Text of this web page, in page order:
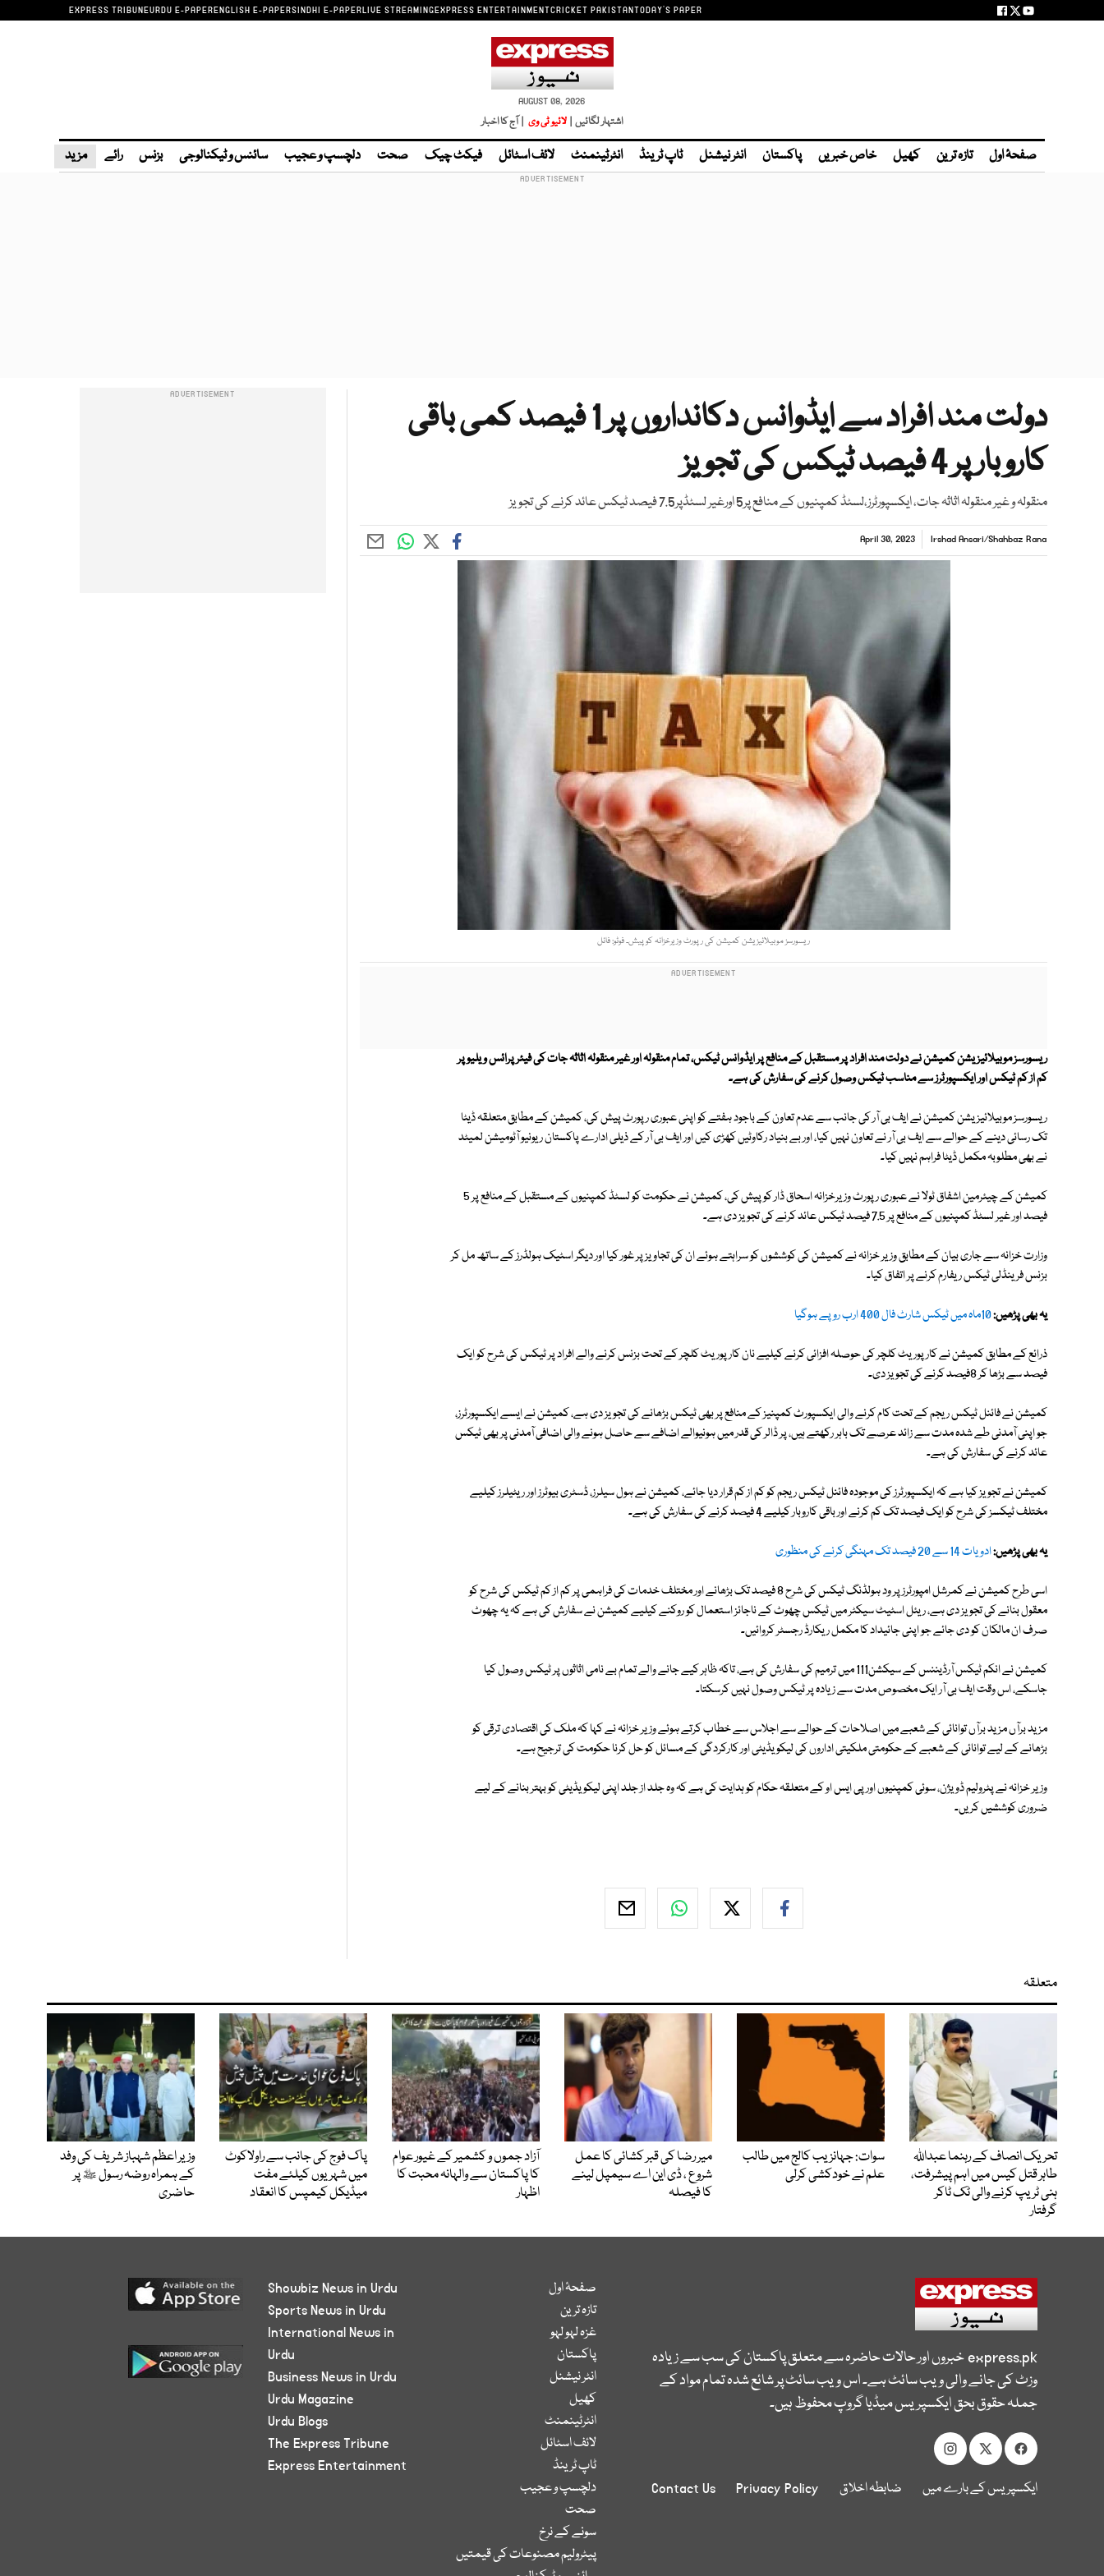
EXPRESS TRIBUNEURDU E-PAPERENGLISH E-PAPERSINDHI E-PAPERLIVE STREAMINGEXPRESS ENTERTAINMENTCRICKET PAKISTANTODAY'S PAPER
AUGUST 08, 2026
اشتہار لگائیں | لائیو ٹی وی | آج کا اخبار
صفحۂ اول تازہ ترین کھیل خاص خبریں پاکستان انٹر نیشنل ٹاپ ٹرینڈ انٹرٹینمنٹ لائف اسٹائل فیکٹ چیک صحت دلچسپ و عجیب سائنس و ٹیکنالوجی بزنس رائے مزید
دولت مند افراد سے ایڈوانس دکانداروں پر 1 فیصد کمی باقی
کاروبار پر 4 فیصد ٹیکس کی تجویز
منقولہ و غیر منقولہ اثاثہ جات، ایکسپورٹرز،لسٹڈ کمپنیوں کے منافع پر5 اورغیر لسٹڈپر7.5 فیصد ٹیکس عائد کرنے کی تجویز
Irshad Ansari/Shahbaz Rana
April 30, 2023
ریسورسز موبیلائیزیشن کمیشن کی رپورٹ وزیرخزانہ کو پیش۔ فوٹو: فائل
ریسورسز موبیلائیزیشن کمیشن نے دولت مند افراد پر مستقبل کے منافع پر ایڈوانس ٹیکس، تمام منقولہ اور غیر منقولہ اثاثہ جات کی فیئر پرائس ویلیو پر
کم از کم ٹیکس اور ایکسپورٹرز سے مناسب ٹیکس وصول کرنے کی سفارش کی ہے۔
ریسورسز موبیلائیزیشن کمیشن نے ایف بی آر کی جانب سے عدم تعاون کے باجود ہفتے کو اپنی عبوری رپورٹ پیش کی، کمیشن کے مطابق متعلقہ ڈیٹا
تک رسائی دینے کے حوالے سے ایف بی آر نے تعاون نہیں کیا، اور بے بنیاد رکاوٹیں کھڑی کیں اور ایف بی آر کے ذیلی ادارے پاکستان ریونیو آٹومیشن لمیٹد
نے بھی مطلوبہ مکمل ڈیٹا فراہم نہیں کیا۔
کمیشن کے چیئرمین اشفاق ٹولا نے عبوری رپورٹ وزیرخزانہ اسحاق ڈار کو پیش کی، کمیشن نے حکومت کو لسٹڈ کمپنیوں کے مستقبل کے منافع پر 5
فیصد اور غیر لسٹڈ کمپنیوں کے منافع پر 7.5 فیصد ٹیکس عائد کرنے کی تجویز دی ہے۔
وزارت خزانہ سے جاری بیان کے مطابق وزیر خزانہ نے کمیشن کی کوششوں کو سراہتے ہوئے ان کی تجاویز پر غور کیا اور دیگر اسٹیک ہولڈرز کے ساتھ مل کر
بزنس فرینڈلی ٹیکس ریفارم کرنے پر اتفاق کیا۔
یہ بھی پڑھیں:10ماہ میں ٹیکس شارٹ فال 400 ارب روپے ہوگیا
ذرائع کے مطابق کمیشن نے کارپوریٹ کلچر کی حوصلہ افزائی کرنے کیلیے نان کارپوریٹ کلچر کے تحت بزنس کرنے والے افراد پر ٹیکس کی شرح کو ایک
فیصد سے بڑھا کر 8فیصد کرنے کی تجویز دی۔
کمیشن نے فائنل ٹیکس ریجم کے تحت کام کرنے والی ایکسپورٹ کمپنیز کے منافع پر بھی ٹیکس بڑھانے کی تجویز دی ہے، کمیشن نے ایسے ایکسپورٹرز،
جو اپنی آمدنی طے شدہ مدت سے زائد عرصے تک باہر رکھتے ہیں، پر ڈالر کی قدر میں ہونیوالے اضافے سے حاصل ہونے والی اضافی آمدنی پر بھی ٹیکس
عائد کرنے کی سفارش کی ہے۔
کمیشن نے تجویز کیا ہے کہ ایکسپورٹرز کی موجودہ فائنل ٹیکس ریجم کو کم از کم قرار دیا جائے، کمیشن نے ہول سیلرز، ڈسٹری بیوٹرز اور ریٹیلرز کیلیے
مختلف ٹیکسز کی شرح کو ایک فیصد تک کم کرنے اور باقی کاروبار کیلیے 4 فیصد کرنے کی سفارش کی ہے۔
یہ بھی پڑھیں:ادویات 14 سے 20 فیصد تک مہنگی کرنے کی منظوری
اسی طرح کمیشن نے کمرشل امپورٹرز پر ود ہولڈنگ ٹیکس کی شرح 8 فیصد تک بڑھانے اور مختلف خدمات کی فراہمی پر کم از کم ٹیکس کی شرح کو
معقول بنانے کی تجویز دی ہے، ریئل اسٹیٹ سیکٹر میں ٹیکس چھوٹ کے ناجائز استعمال کو روکنے کیلیے کمیشن نے سفارش کی ہے کہ یہ چھوٹ
صرف ان مالکان کو دی جائے جو اپنی جائیداد کا مکمل ریکارڈ رجسٹر کروائیں۔
کمیشن نے انکم ٹیکس آرڈیننس کے سیکشن111 میں ترمیم کی سفارش کی ہے، تاکہ ظاہر کیے جانے والے تمام بے نامی اثاثوں پر ٹیکس وصول کیا
جاسکے، اس وقت ایف بی آر ایک مخصوص مدت سے زیادہ پر ٹیکس وصول نہیں کرسکتا۔
مزید برآں مزید برآں توانائی کے شعبے میں اصلاحات کے حوالے سے اجلاس سے خطاب کرتے ہوئے وزیر خزانہ نے کہا کہ ملک کی اقتصادی ترقی کو
بڑھانے کے لیے توانائی کے شعبے کے حکومتی ملکیتی اداروں کی لیکویڈیٹی اور کارکردگی کے مسائل کو حل کرنا حکومت کی ترجیح ہے۔
وزیر خزانہ نے پٹرولیم ڈویژن، سوئی کمپنیوں اور پی ایس او کے متعلقہ حکام کو ہدایت کی ہے کہ وہ جلد از جلد اپنی لیکویڈیٹی کو بہتر بنانے کے لیے
ضروری کوششیں کریں۔
متعلقہ
تحریک انصاف کے رہنما عبداللہ
طاہر قتل کیس میں اہم پیشرفت،
ہنی ٹریپ کرنے والی ٹک ٹاکر
گرفتار
سوات: جہانزیب کالج میں طالب
علم نے خودکشی کرلی
میر رضا کی قبر کشائی کا عمل
شروع ، ڈی این اے سیمپل لینے
کا فیصلہ
آزاد جموں و کشمیر کے غیور عوام
کا پاکستان سے والہانہ محبت کا
اظہار
پاک فوج کی جانب سے راولاکوٹ
میں شہریوں کیلئے مفت
میڈیکل کیمپس کا انعقاد
وزیر اعظم شہباز شریف کی وفد
کے ہمراہ روضہ رسول ﷺ پر
حاضری
express.pkخبروں اور حالات حاضرہ سے متعلق پاکستان کی سب سے زیادہ
وزٹ کی جانے والی ویب سائٹ ہے۔ اس ویب سائٹ پر شائع شدہ تمام مواد کے
جملہ حقوق بحق ایکسپریس میڈیا گروپ محفوظ ہیں۔
ایکسپریس کے بارے میں ضابطہ اخلاق Privacy Policy
Contact Us
صفحۂ اول
تازہ ترین
غزہ لہو لہو
پاکستان
انٹر نیشنل
کھیل
انٹرٹینمنٹ
لائف اسٹائل
ٹاپ ٹرینڈ
دلچسپ و عجیب
صحت
سونے کے نرخ
پیٹرولیم مصنوعات کی قیمتیں
Showbiz News in Urdu
Sports News in Urdu
International News in
Urdu
Business News in Urdu
Urdu Magazine
Urdu Blogs
The Express Tribune
Express Entertainment